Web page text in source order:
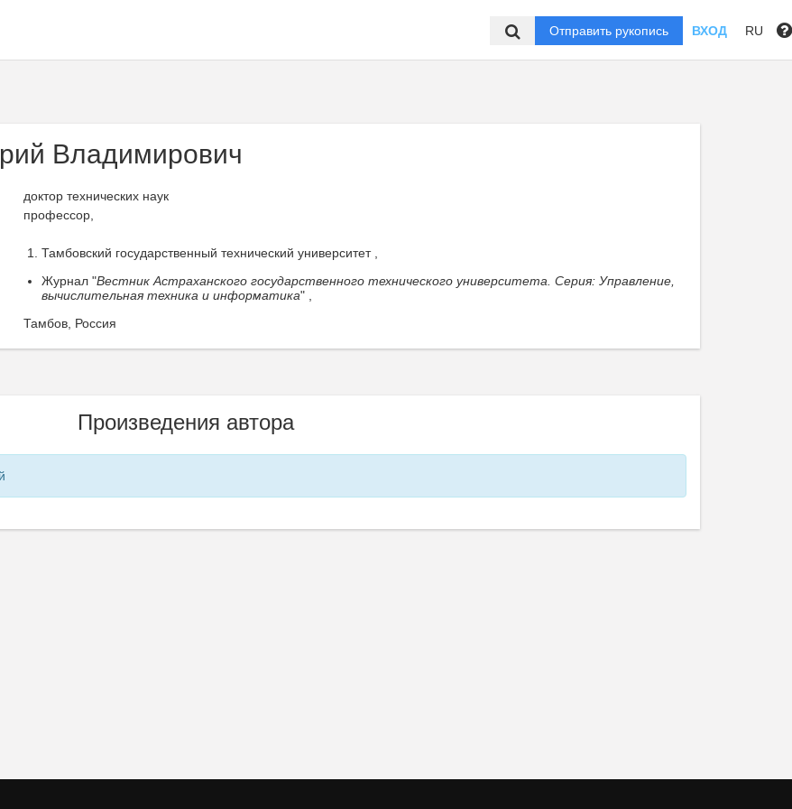
Отправить рукопись ВХОД RU
Владимирович
доктор технических наук
профессор,
Тамбовский государственный технический университет ,
Журнал "Вестник Астраханского государственного технического университета. Серия: Управление,
вычислительная техника и информатика" ,
Тамбов, Россия
Произведения автора